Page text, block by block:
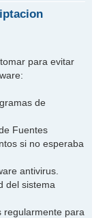
para evitar
de
Fuentes
si no esperaba
antivirus.
del sistema
para